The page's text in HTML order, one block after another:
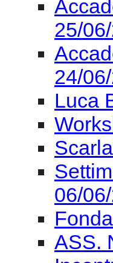
25/
24/
Luca
06/
ASS.